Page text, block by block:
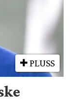
PLUSS